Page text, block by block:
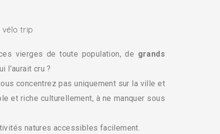
trip
vierges de toute population, de grands
l’aurait cru ?
concentrez pas uniquement sur la ville et
et riche culturellement, à ne manquer sous
natures accessibles facilement.